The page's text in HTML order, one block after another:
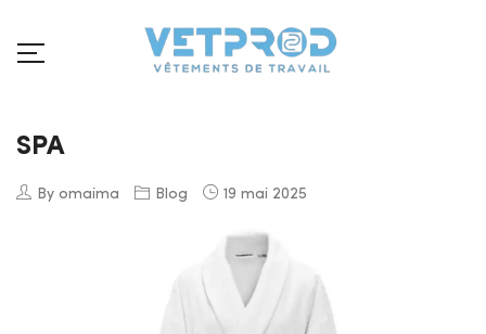
SPA
By omaima Blog 19 mai 2025